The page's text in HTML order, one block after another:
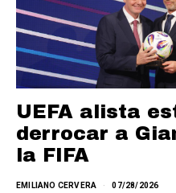
UEFA alista
derrocar a
la FIFA
EMILIANO CERVERA 07/28/2026